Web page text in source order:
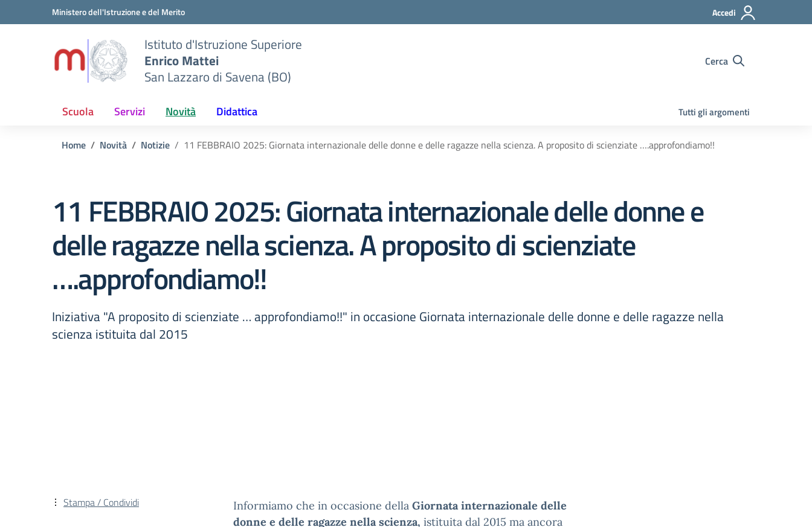
Vai ai contenuti
Vai al menu di navigazioneMinistero dell'Istruzione e del Merito Accedi
Istituto d'Istruzione Superiore
Enrico Mattei
San Lazzaro di Savena (BO)
Cerca
Scuola Servizi Novità Didattica Tutti gli argomenti
Home Novità Notizie 11 FEBBRAIO 2025: Giornata internazionale delle donne e delle ragazze nella scienza. A proposito di scienziate ….approfondiamo!!
11 FEBBRAIO 2025: Giornata internazionale delle donne e
delle ragazze nella scienza. A proposito di scienziate
….approfondiamo!!
Iniziativa "A proposito di scienziate … approfondiamo!!" in occasione Giornata internazionale delle donne e delle ragazze nella
scienza istituita dal 2015
Informiamo che in occasione della Giornata internazionale delle
donne e delle ragazze nella scienza, istituita dal 2015 ma ancora
Stampa / Condividi